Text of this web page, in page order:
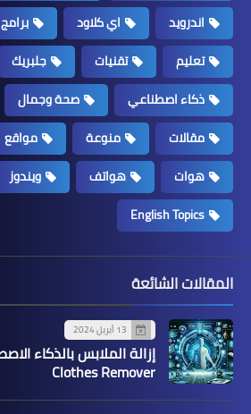
اندرويد
اي كلاود برامج
تعليم
تقنيات
جلبريك
ذكاء اصطناعي
صحة وجمال
مقالات
منوعة مواقع
هوات
هواتف
ويندوز
English Topics
المقالات الشائعة
13 أبريل 2024
Clothes Remover